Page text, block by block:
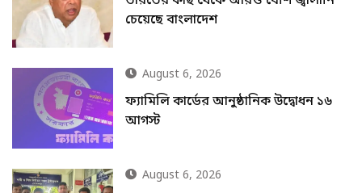
চেয়েছে বাংলাদেশ
August 6, 2026
ফ্যামিলি কার্ডের আনুষ্ঠানিক উদ্বোধন ১৬
আগস্ট
August 6, 2026